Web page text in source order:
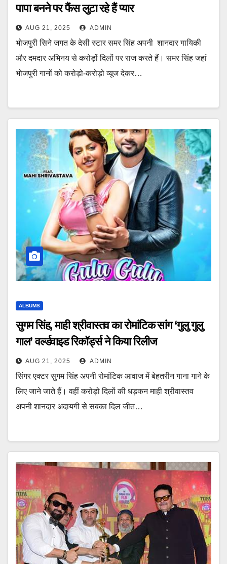
पापा बनने पर फैंस लुटा रहे हैं प्यार
AUG 21, 2025 ADMIN
भोजपुरी सिने जगत के देसी स्टार समर सिंह अपनी शानदार गायिकी
और दमदार अभिनय से करोड़ों दिलों पर राज करते हैं। समर सिंह जहां
भोजपुरी गानों को करोड़ो-करोड़ो व्यूज देकर…
ALBUMS
सुगम सिंह, माही श्रीवास्तव का रोमांटिक सांग ‘गुलु गुलु
गाल’ वर्ल्डवाइड रिकॉर्ड्स ने किया रिलीज
AUG 21, 2025 ADMIN
सिंगर एक्टर सुगम सिंह अपनी रोमांटिक आवाज में बेहतरीन गाना गाने के
लिए जाने जाते हैं। वहीं करोड़ो दिलों की धड़कन माही श्रीवास्तव
अपनी शानदार अदायगी से सबका दिल जीत…